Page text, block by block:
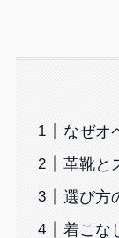
なぜオ
革靴と
選び方
着こな